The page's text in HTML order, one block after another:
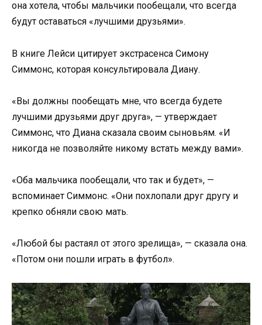
она хотела, чтобы мальчики пообещали, что всегда
будут оставаться «лучшими друзьями».
В книге Лейси цитирует экстрасенса Симону
Симмонс, которая консультировала Диану.
«Вы должны пообещать мне, что всегда будете
лучшими друзьями друг друга», — утверждает
Симмонс, что Диана сказала своим сыновьям. «И
никогда не позволяйте никому встать между вами».
«Оба мальчика пообещали, что так и будет», —
вспоминает Симмонс. «Они похлопали друг другу и
крепко обняли свою мать.
«Любой бы растаял от этого зрелища», — сказала она.
«Потом они пошли играть в футбол».